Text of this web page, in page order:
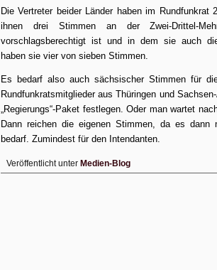
Die Vertreter beider Länder haben im
ihnen drei Stimmen an der Zwei-Drittel-
vorschlagsberechtigt ist und in dem sie auch
haben sie vier von sieben Stimmen.
Es bedarf also auch sächsischer Stimmen für
Rundfunkratsmitglieder aus Thüringen und
„Regierungs“-Paket festlegen. Oder man wartet
Dann reichen die eigenen Stimmen, da es dann
bedarf. Zumindest für den Intendanten.
Veröffentlicht unter Medien-Blog